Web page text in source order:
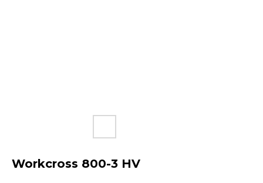
Workcross 800-3 HV